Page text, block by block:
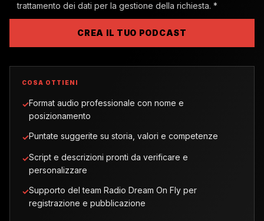
trattamento dei dati per la gestione della richiesta. *
CREA IL TUO PODCAST
COSA OTTIENI
✓Format audio professionale con nome e
posizionamento
✓Puntate suggerite su storia, valori e competenze
✓Script e descrizioni pronti da verificare e
personalizzare
✓Supporto del team Radio Dream On Fly per
registrazione e pubblicazione